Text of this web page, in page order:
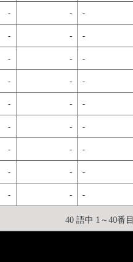
- - -
- - -
- - -
- - -
- - -
- - -
- - -
- - -
- - -
40 語中 1～40番目